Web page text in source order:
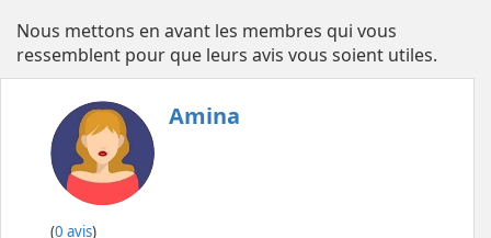
Nous mettons en avant les membres qui vous
ressemblent pour que leurs avis vous soient utiles.
Amina
(0 avis)